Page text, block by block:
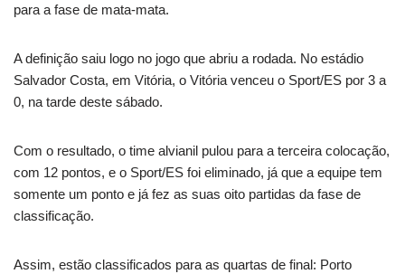
para a fase de mata-mata.
A definição saiu logo no jogo que abriu a rodada. No estádio
Salvador Costa, em Vitória, o Vitória venceu o Sport/ES por 3 a
0, na tarde deste sábado.
Com o resultado, o time alvianil pulou para a terceira colocação,
com 12 pontos, e o Sport/ES foi eliminado, já que a equipe tem
somente um ponto e já fez as suas oito partidas da fase de
classificação.
Assim, estão classificados para as quartas de final: Porto